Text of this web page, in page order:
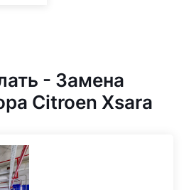
- Замена
Citroen Xsara